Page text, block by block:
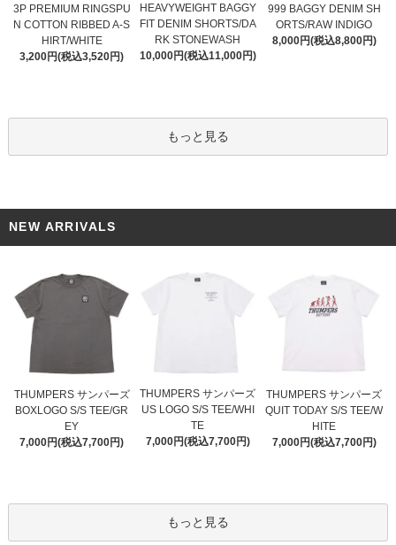
3P PREMIUM RINGSPU
N COTTON RIBBED A-S
HIRT/WHITE
3,200円(税込3,520円)
HEAVYWEIGHT BAGGY
FIT DENIM SHORTS/DA
RK STONEWASH
10,000円(税込11,000円)
999 BAGGY DENIM SH
ORTS/RAW INDIGO
8,000円(税込8,800円)
もっと見る
NEW ARRIVALS
THUMPERS サンパーズ
BOXLOGO S/S TEE/GR
EY
7,000円(税込7,700円)
THUMPERS サンパーズ
US LOGO S/S TEE/WHI
TE
7,000円(税込7,700円)
THUMPERS サンパーズ
QUIT TODAY S/S TEE/W
HITE
7,000円(税込7,700円)
もっと見る